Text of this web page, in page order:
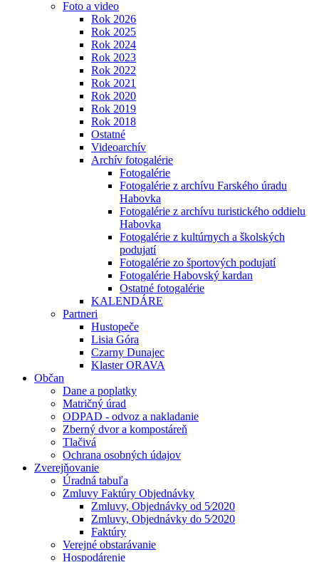
Foto a video
Rok 2026
Rok 2025
Rok 2024
Rok 2023
Rok 2022
Rok 2021
Rok 2020
Rok 2019
Rok 2018
Ostatné
Videoarchív
Archív fotogalérie
Fotogalérie
Fotogalérie z archívu Farského úradu
Habovka
Fotogalérie z archívu turistického oddielu
Habovka
Fotogalérie z kultúrnych a školských
podujatí
Fotogalérie zo športových podujatí
Fotogalérie Habovský kardan
Ostatné fotogalérie
KALENDÁRE
Partneri
Hustopeče
Lisia Góra
Czarny Dunajec
Klaster ORAVA
Občan
Dane a poplatky
Matričný úrad
ODPAD - odvoz a nakladanie
Zberný dvor a kompostáreň
Tlačivá
Ochrana osobných údajov
Zverejňovanie
Úradná tabuľa
Zmluvy Faktúry Objednávky
Zmluvy, Objednávky od 5⁄2020
Zmluvy, Objednávky do 5⁄2020
Faktúry
Verejné obstarávanie
Hospodárenie